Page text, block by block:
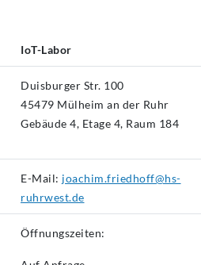
IoT-Labor
Duisburger Str. 100
45479 Mülheim an der Ruhr
Gebäude 4, Etage 4, Raum 184
E-Mail: joachim.friedhoff@hs-
ruhrwest.de
Öffnungszeiten: